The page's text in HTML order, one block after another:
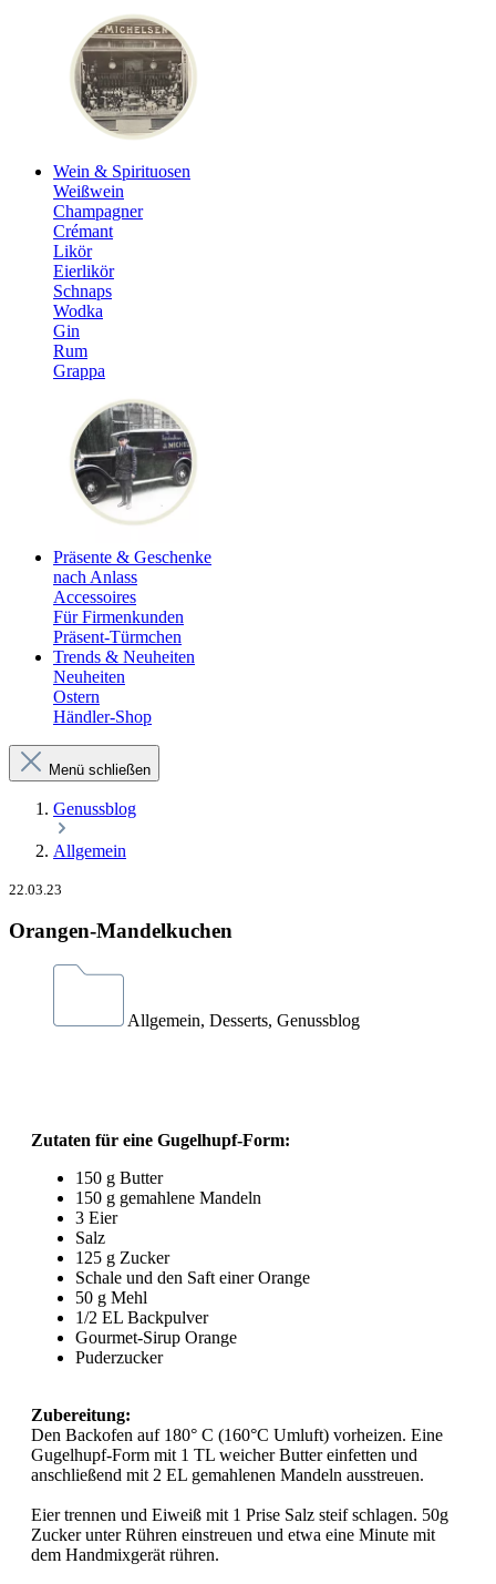
Wein & Spirituosen
Weißwein
Champagner
Crémant
Likör
Eierlikör
Schnaps
Wodka
Gin
Rum
Grappa
Präsente & Geschenke
nach Anlass
Accessoires
Für Firmenkunden
Präsent-Türmchen
Trends & Neuheiten
Neuheiten
Ostern
Händler-Shop
Menü schließen
Genussblog
Allgemein
22.03.23
Orangen-Mandelkuchen
Allgemein, Desserts, Genussblog
Zutaten für eine Gugelhupf-Form:
150 g Butter
150 g gemahlene Mandeln
3 Eier
Salz
125 g Zucker
Schale und den Saft einer Orange
50 g Mehl
1/2 EL Backpulver
Gourmet-Sirup Orange
Puderzucker
Zubereitung:
Den Backofen auf 180° C (160°C Umluft) vorheizen. Eine
Gugelhupf-Form mit 1 TL weicher Butter einfetten und
anschließend mit 2 EL gemahlenen Mandeln ausstreuen.
Eier trennen und Eiweiß mit 1 Prise Salz steif schlagen. 50g
Zucker unter Rühren einstreuen und etwa eine Minute mit
dem Handmixgerät rühren.